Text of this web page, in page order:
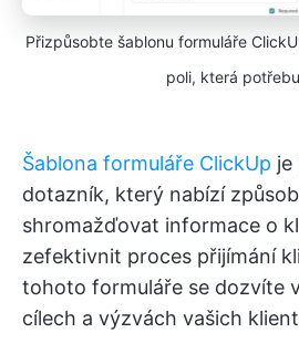
Přizpůsobte šablonu formuláře
poli, která
Šablona formuláře ClickUp je
dotazník, který nabízí
shromažďovat informace o
zefektivnit proces přijímání
tohoto formuláře se dozvíte
cílech a výzvách vašich